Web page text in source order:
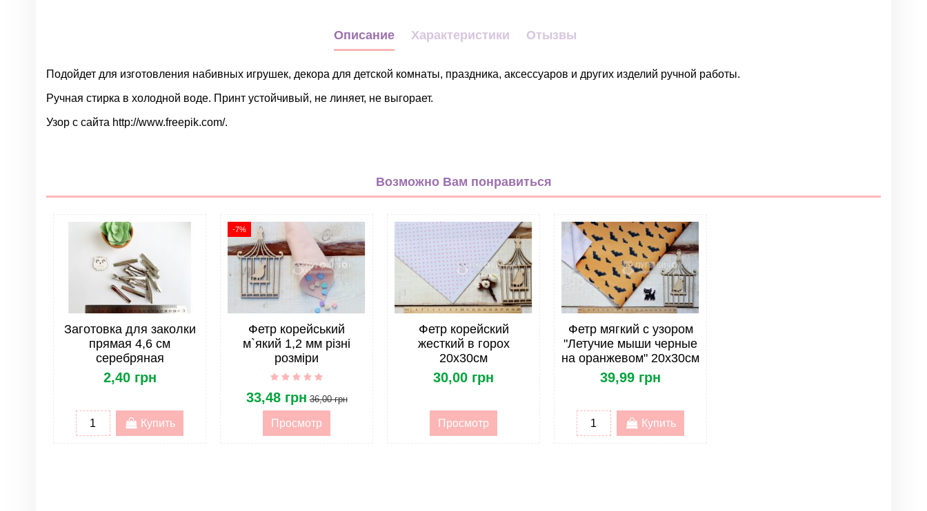
Описание Характеристики Отызвы
Подойдет для изготовления набивных игрушек, декора для детской комнаты, праздника, аксессуаров и других изделий ручной работы.
Ручная стирка в холодной воде. Принт устойчивый, не линяет, не выгорает.
Узор с сайта http://www.freepik.com/.
черный
20*30см
С узором
Корея
Жесткость фетра Мягкий
опт
ОПТ. Тип товара Фетр и войлок
Возможно Вам понравиться
Заготовка для заколки
прямая 4,6 см
серебряная
2,40 грн
Купить
-7%
Фетр корейський
м`який 1,2 мм різні
розміри
33,48 грн 36,00 грн
Просмотр
Фетр корейский
жесткий в горох
20х30см
30,00 грн
Просмотр
Фетр мягкий с узором
"Летучие мыши черные
на оранжевом" 20х30см
39,99 грн
Купить